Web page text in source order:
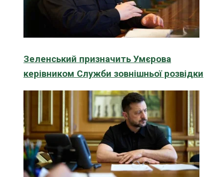
Зеленський призначить Умєрова
керівником Служби зовнішньої розвідки